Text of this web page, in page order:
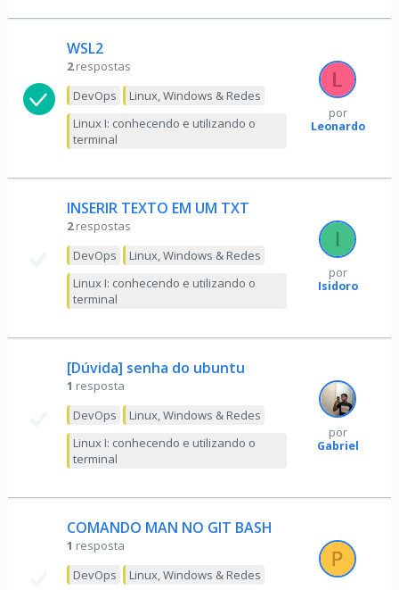
WSL2
2 respostas
DevOps
Linux, Windows & Redes
Linux I: conhecendo e utilizando o
terminal
por
Leonardo
INSERIR TEXTO EM UM TXT
2 respostas
DevOps
Linux, Windows & Redes
Linux I: conhecendo e utilizando o
terminal
por
Isidoro
[Dúvida] senha do ubuntu
1 resposta
DevOps
Linux, Windows & Redes
Linux I: conhecendo e utilizando o
terminal
por
Gabriel
COMANDO MAN NO GIT BASH
1 resposta
DevOps
Linux, Windows & Redes